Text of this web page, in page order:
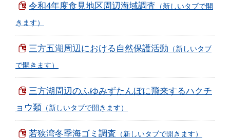
令和4年度食見地区周辺海域調査
三方五湖周辺における自然保護活動
三方湖周辺のふゆみずたんぼに飛来するハクチ
ョウ類
若狭湾冬季海ゴミ調査